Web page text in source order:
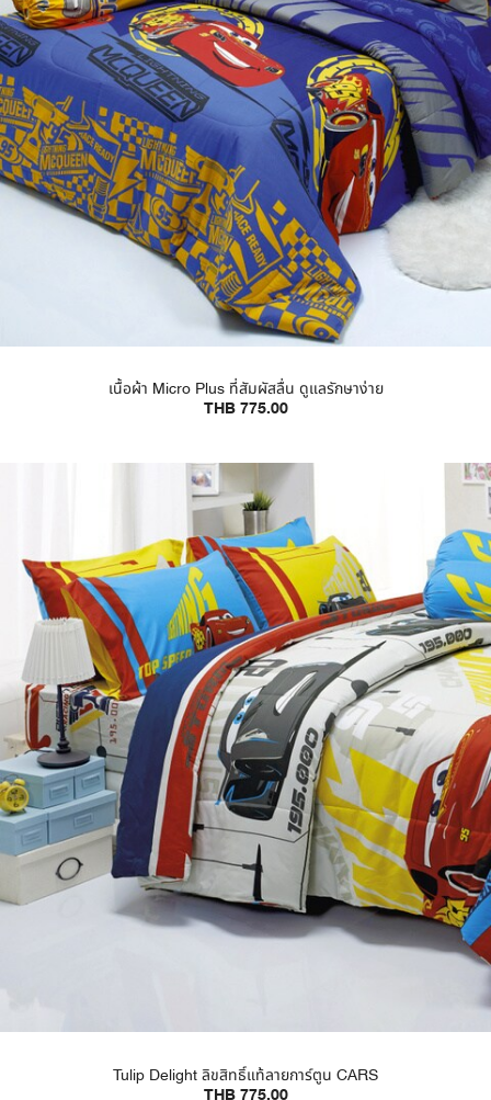
เนื้อผ้า Micro Plus ที่สัมผัสลื่น ดูแลรักษาง่าย
THB 775.00
Tulip Delight ลิขสิทธิ์แท้ลายการ์ตูน CARS
THB 775.00